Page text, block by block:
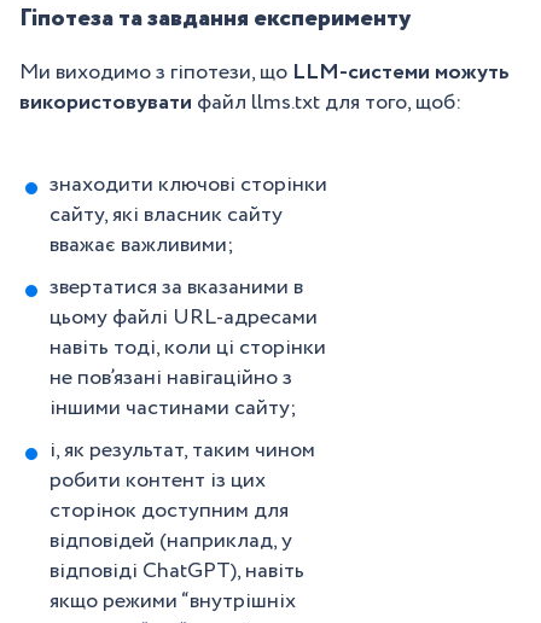
Гіпотеза та завдання експерименту
Ми виходимо з гіпотези, що LLM-системи можуть
використовувати файл llms.txt для того, щоб:
знаходити ключові сторінки
сайту, які власник сайту
вважає важливими;
звертатися за вказаними в
цьому файлі URL-адресами
навіть тоді, коли ці сторінки
не пов’язані навігаційно з
іншими частинами сайту;
і, як результат, таким чином
робити контент із цих
сторінок доступним для
відповідей (наприклад, у
відповіді ChatGPT), навіть
якщо режими “внутрішніх